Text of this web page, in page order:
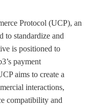
Protocol (UCP), an
to standardize and
is positioned to
payment
aims to create a
interactions,
compatibility and